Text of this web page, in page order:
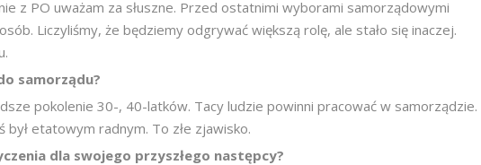
z PO uważam za słuszne. Przed ostatnimi wyborami samorządowymi
Liczyliśmy, że będziemy odgrywać większą rolę, ale stało się inaczej.
samorządu?
pokolenie 30-, 40-latków. Tacy ludzie powinni pracować w samorządzie.
etatowym radnym. To złe zjawisko.
dla swojego przyszłego następcy?